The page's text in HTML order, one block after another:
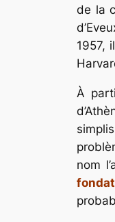
de la
1957,
À
nom